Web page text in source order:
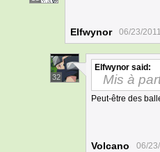
Elfwynor 06/23/
32
Elfwynor said:
Mis à
Peut-être des
Volcano 06/